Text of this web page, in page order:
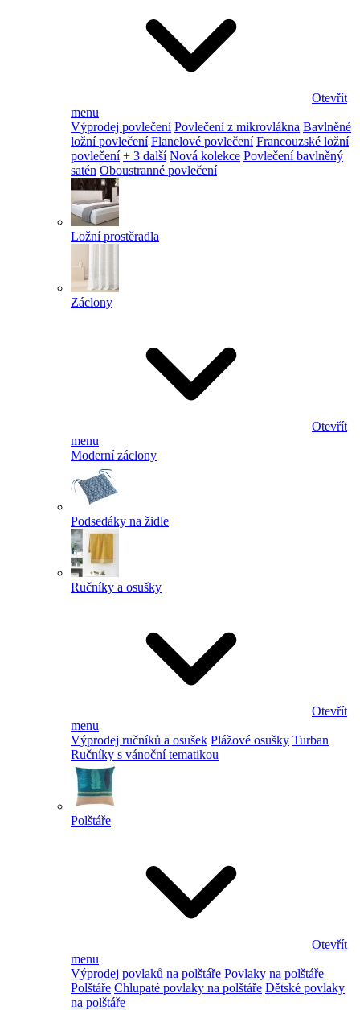
Otevřít
menu
Výprodej povlečení Povlečení z mikrovlákna Bavlněné
ložní povlečení Flanelové povlečení Francouzské ložní
povlečení + 3 další Nová kolekce Povlečení bavlněný
satén Oboustranné povlečení
Ložní prostěradla
Záclony
Otevřít
menu
Moderní záclony
Podsedáky na židle
Ručníky a osušky
Otevřít
menu
Výprodej ručníků a osušek Plážové osušky Turban
Ručníky s vánoční tematikou
Polštáře
Otevřít
menu
Výprodej povlaků na polštáře Povlaky na polštáře
Polštáře Chlupaté povlaky na polštáře Dětské povlaky
na polštáře